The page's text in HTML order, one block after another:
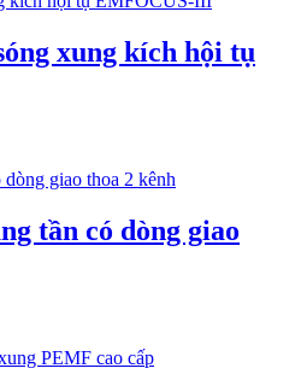
xung kích hội tụ
tần có dòng giao